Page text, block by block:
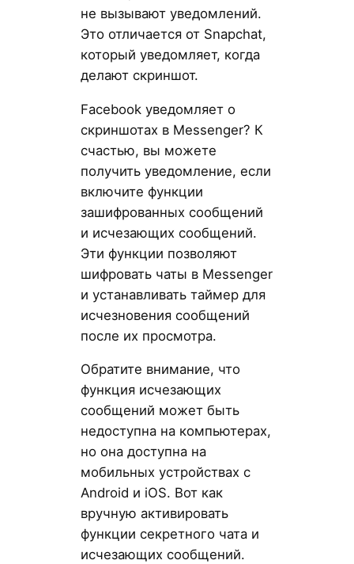
не вызывают уведомлений.
Это отличается от Snapchat,
который уведомляет, когда
делают скриншот.
Facebook уведомляет о
скриншотах в Messenger? К
счастью, вы можете
получить уведомление, если
включите функции
зашифрованных сообщений
и исчезающих сообщений.
Эти функции позволяют
шифровать чаты в Messenger
и устанавливать таймер для
исчезновения сообщений
после их просмотра.
Обратите внимание, что
функция исчезающих
сообщений может быть
недоступна на компьютерах,
но она доступна на
мобильных устройствах с
Android и iOS. Вот как
вручную активировать
функции секретного чата и
исчезающих сообщений.